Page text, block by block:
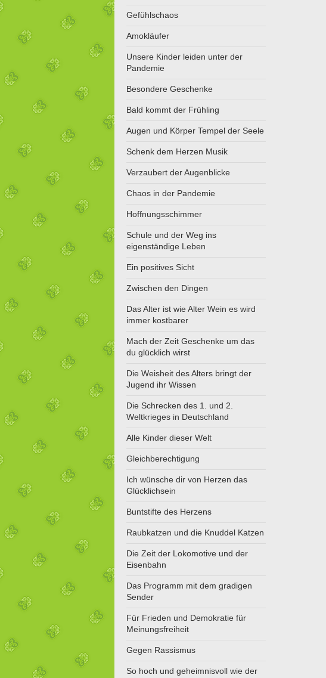
Gefühlschaos
Amokläufer
Unsere Kinder leiden unter der
Pandemie
Besondere Geschenke
Bald kommt der Frühling
Augen und Körper Tempel der Seele
Schenk dem Herzen Musik
Verzaubert der Augenblicke
Chaos in der Pandemie
Hoffnungsschimmer
Schule und der Weg ins
eigenständige Leben
Ein positives Sicht
Zwischen den Dingen
Das Alter ist wie Alter Wein es wird
immer kostbarer
Mach der Zeit Geschenke um das
du glücklich wirst
Die Weisheit des Alters bringt der
Jugend ihr Wissen
Die Schrecken des 1. und 2.
Weltkrieges in Deutschland
Alle Kinder dieser Welt
Gleichberechtigung
Ich wünsche dir von Herzen das
Glücklichsein
Buntstifte des Herzens
Raubkatzen und die Knuddel Katzen
Die Zeit der Lokomotive und der
Eisenbahn
Das Programm mit dem gradigen
Sender
Für Frieden und Demokratie für
Meinungsfreiheit
Gegen Rassismus
So hoch und geheimnisvoll wie der